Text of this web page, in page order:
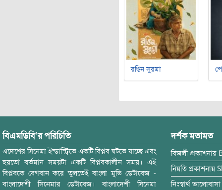
রঙিন সুরমা
বিএমডিবি’র পরিচিতি
এদেশের সিনেমা ইন্ডাস্ট্রিতে একটি বিপ্লব ঘটতে যাচ্ছে এবং
হয়তো বর্তমান সময়টা একটি বিপ্লবকালীন সময়। এই
বিপ্লবকে বেগবান করে তুলতেই বাংলা মুভি ডেটাবেজ -
বাংলাদেশী সিনেমার ডেটাবেজ। বাংলাদেশী সিনেমা
দর্শক মতামত
বিজলী প্রকাশনায়
নিয়তি প্রকাশনায়
নিঃস্বার্থ ভালোবাসা